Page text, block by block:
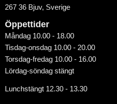
267 36 Bjuv, Sverige
Öppettider
Måndag 10.00 - 18.00
Tisdag-onsdag 10.00 - 20.00
Torsdag-fredag 10.00 - 16.00
Lördag-söndag stängt
Lunchstängt 12.30 - 13.30